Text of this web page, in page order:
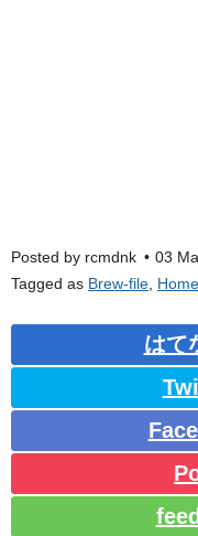
Posted by rcmdnk 03
Tagged as Brew-file,
はて